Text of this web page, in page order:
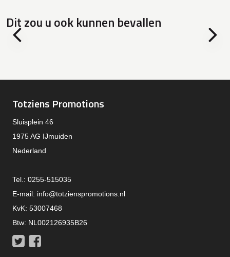
Dit zou u ook kunnen bevallen
Totziens Promotions
Sluisplein 46
1975 AG IJmuiden
Nederland
Tel.: 0255-515035
E-mail: info@totzienspromotions.nl
KvK: 53007468
Btw: NL002126935B26
Twitter